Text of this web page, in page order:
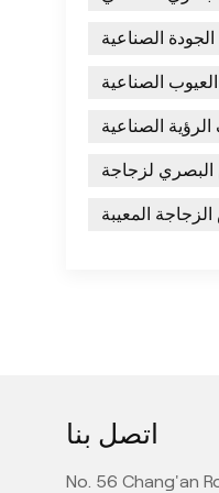
الصناعية
الصناعية
الصناعية
المعيبة
اتصل بنا
No. 56 Chang'an